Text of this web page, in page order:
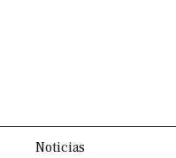
Noticias